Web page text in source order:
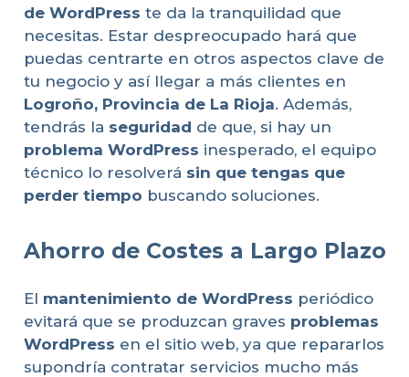
de WordPress te da la tranquilidad que
necesitas. Estar despreocupado hará que
puedas centrarte en otros aspectos clave de
tu negocio y así llegar a más clientes en
Logroño, Provincia de La Rioja. Además,
tendrás la seguridad de que, si hay un
problema WordPress inesperado, el equipo
técnico lo resolverá sin que tengas que
perder tiempo buscando soluciones.
Ahorro de Costes a Largo Plazo
El mantenimiento de WordPress periódico
evitará que se produzcan graves problemas
WordPress en el sitio web, ya que repararlos
supondría contratar servicios mucho más